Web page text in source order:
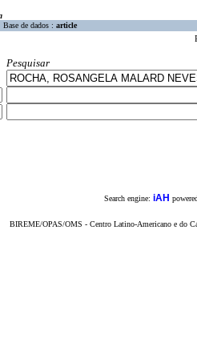
Base de dados : article
Pesquisar
Search engine: iAH
BIREME/OPAS/OMS - Centro Latino-Americano e